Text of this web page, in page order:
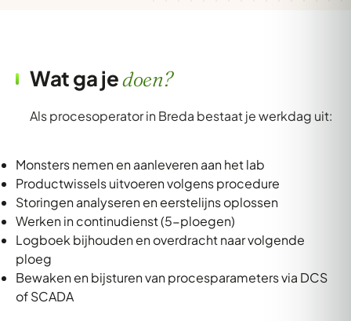
Wat ga jedoen?
Als procesoperator in Breda bestaat je werkdag uit:
Monsters nemen en aanleveren aan het lab
Productwissels uitvoeren volgens procedure
Storingen analyseren en eerstelijns oplossen
Werken in continudienst (5-ploegen)
Logboek bijhouden en overdracht naar volgende
ploeg
Bewaken en bijsturen van procesparameters via DCS
of SCADA